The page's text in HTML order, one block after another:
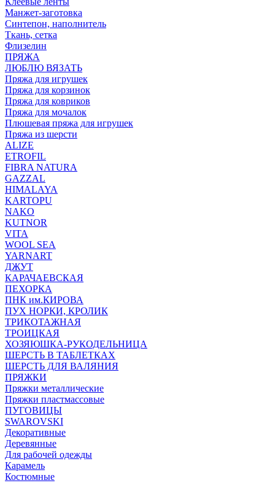
Манжет-заготовка
Синтепон, наполнитель
Ткань, сетка
Флизелин
ПРЯЖА
ЛЮБЛЮ ВЯЗАТЬ
Пряжа для игрушек
Пряжа для корзинок
Пряжа для ковриков
Пряжа для мочалок
Плюшевая пряжа для игрушек
Пряжа из шерсти
ALIZE
ETROFIL
FIBRA NATURA
GAZZAL
HIMALAYA
KARTOPU
NAKO
KUTNOR
VITA
WOOL SEA
YARNART
ДЖУТ
КАРАЧАЕВСКАЯ
ПЕХОРКА
ПНК им.КИРОВА
ПУХ НОРКИ, КРОЛИК
ТРИКОТАЖНАЯ
ТРОИЦКАЯ
ХОЗЯЮШКА-РУКОДЕЛЬНИЦА
ШЕРСТЬ В ТАБЛЕТКАХ
ШЕРСТЬ ДЛЯ ВАЛЯНИЯ
ПРЯЖКИ
Пряжки металлические
Пряжки пластмассовые
ПУГОВИЦЫ
SWAROVSKI
Декоративные
Деревянные
Для рабочей одежды
Карамель
Костюмные